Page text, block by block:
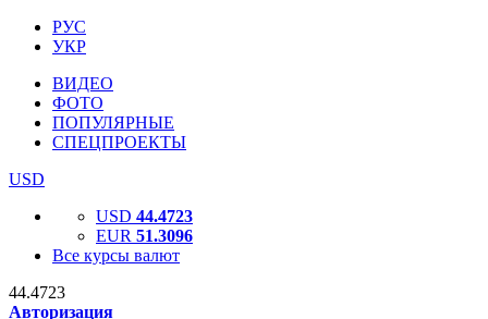
РУС
УКР
ВИДЕО
ФОТО
ПОПУЛЯРНЫЕ
СПЕЦПРОЕКТЫ
USD
USD 44.4723
EUR 51.3096
Все курсы валют
44.4723
Авторизация